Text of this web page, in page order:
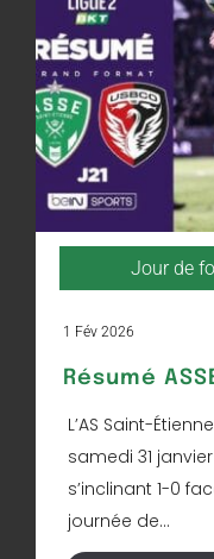
Jour de
1 Fév 2026
Résumé
L’AS Saint-
samedi 31
s’inclinant 1-0
journée de...